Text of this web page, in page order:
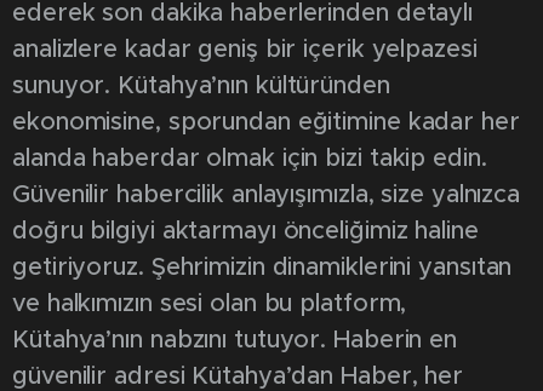
ederek son dakika haberlerinden detaylı
analizlere kadar geniş bir içerik yelpazesi
sunuyor. Kütahya’nın kültüründen
ekonomisine, sporundan eğitimine kadar her
alanda haberdar olmak için bizi takip edin.
Güvenilir habercilik anlayışımızla, size yalnızca
doğru bilgiyi aktarmayı önceliğimiz haline
getiriyoruz. Şehrimizin dinamiklerini yansıtan
ve halkımızın sesi olan bu platform,
Kütahya’nın nabzını tutuyor. Haberin en
güvenilir adresi Kütahya’dan Haber, her